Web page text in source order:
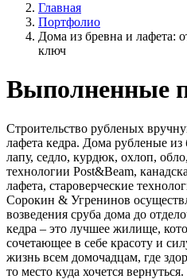
Главная
Портфолио
Дома из бревна и лафета:
ключ
Выполненные
Строительство рубленых
лафета кедра. Дома рубленые
лапу, седло, курдюк, охлоп,
технологии Post&Beam,
лафета, староверческие
Сорокин & Угренинов
возведения сруба дома до
кедра – это лучшее жилище,
сочетающее в себе красоту и
жизнь всем домочадцам, где
то место куда хочется вернуться.